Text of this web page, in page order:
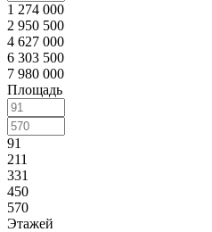
1 274 000
2 950 500
4 627 000
6 303 500
7 980 000
Площадь
91
211
331
450
570
Этажей